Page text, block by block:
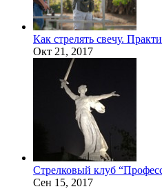
Как стрелять свечу.
Окт 21, 2017
Стрелковый клуб
Сен 15, 2017